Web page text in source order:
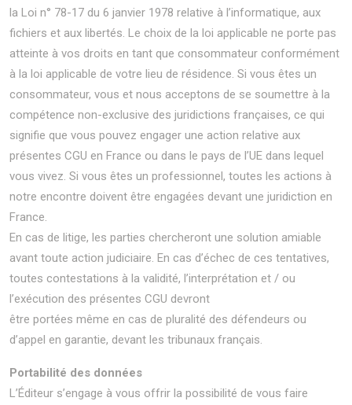
la Loi n° 78-17 du 6 janvier 1978 relative à l’informatique, aux
fichiers et aux libertés. Le choix de la loi applicable ne porte pas
atteinte à vos droits en tant que consommateur conformément
à la loi applicable de votre lieu de résidence. Si vous êtes un
consommateur, vous et nous acceptons de se soumettre à la
compétence non-exclusive des juridictions françaises, ce qui
signifie que vous pouvez engager une action relative aux
présentes CGU en France ou dans le pays de l’UE dans lequel
vous vivez. Si vous êtes un professionnel, toutes les actions à
notre encontre doivent être engagées devant une juridiction en
France.
En cas de litige, les parties chercheront une solution amiable
avant toute action judiciaire. En cas d’échec de ces tentatives,
toutes contestations à la validité, l’interprétation et / ou
l’exécution des présentes CGU devront
être portées même en cas de pluralité des défendeurs ou
d’appel en garantie, devant les tribunaux français.
Portabilité des données
L’Éditeur s’engage à vous offrir la possibilité de vous faire